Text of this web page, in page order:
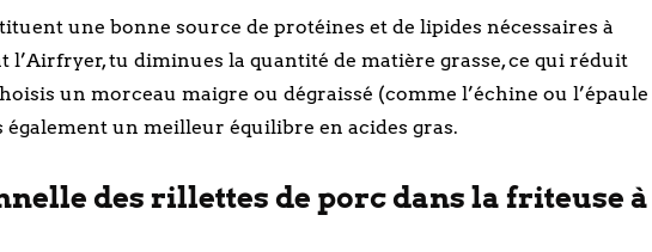
une bonne source de protéines et de lipides nécessaires à
l’Airfryer, tu diminues la quantité de matière grasse, ce qui réduit
un morceau maigre ou dégraissé (comme l’échine ou l’épaule
également un meilleur équilibre en acides gras.
des rillettes de porc dans la friteuse à